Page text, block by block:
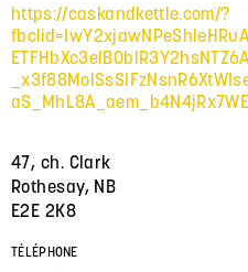
https://caskandkettle.com/?
47, ch. Clark
Rothesay, NB
E2E 2K8
TÉLÉPHONE